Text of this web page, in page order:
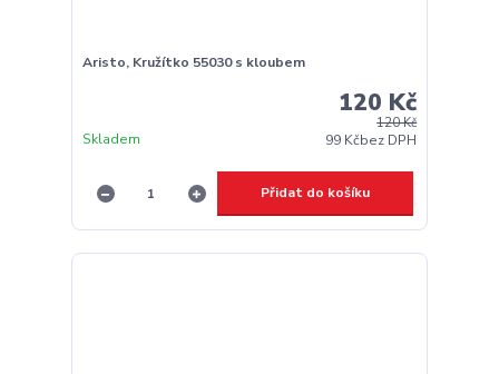
Aristo, Kružítko 55030 s kloubem
120 Kč
120 Kč
99 Kčbez DPH
Skladem
Přidat do košíku